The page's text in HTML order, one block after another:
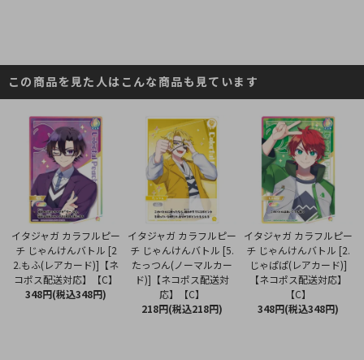
この商品を見た人はこんな商品も見ています
イタジャガ カラフルピー
チ じゃんけんバトル [2
2.もふ(レアカード)]【ネ
コポス配送対応】【C】
348円(税込348円)
イタジャガ カラフルピー
チ じゃんけんバトル [5.
たっつん(ノーマルカー
ド)]【ネコポス配送対
応】【C】
218円(税込218円)
イタジャガ カラフルピー
チ じゃんけんバトル [2.
じゃぱぱ(レアカード)]
【ネコポス配送対応】
【C】
348円(税込348円)